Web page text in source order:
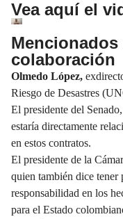
Vea aquí el
colaboración
Olmedo López,
Riesgo de Desastres
El presidente del Senado,
estaría directamente
en estos contratos.
El presidente de la
quien también dice tener
responsabilidad en los
para el Estado